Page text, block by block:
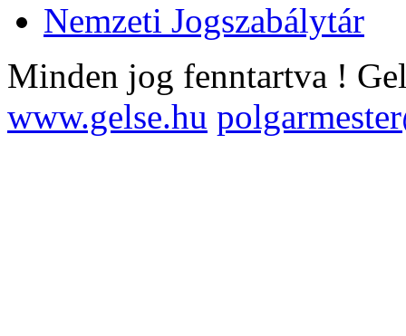
Nemzeti Jogszabálytár
Minden jog fenntartva !
www.gelse.hu